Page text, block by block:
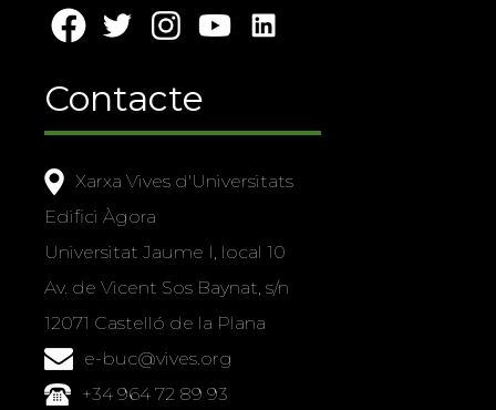
Contacte
Xarxa Vives d'Universitats
Edifici Àgora
Universitat Jaume I, local 10
Av. de Vicent Sos Baynat, s/n
12071 Castelló de la Plana
e-buc@vives.org
+34 964 72 89 93